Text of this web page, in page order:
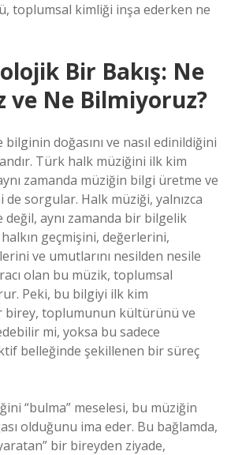
toplumsal kimliği inşa ederken ne
Bir Bakış: Ne
ve Ne Bilmiyoruz?
doğasını ve nasıl edinildiğini
Türk halk müziğini ilk kim
zamanda müziğin bilgi üretme ve
sorgular. Halk müziği, yalnızca
aynı zamanda bir bilgelik
halkın geçmişini, değerlerini,
ve umutlarını nesilden nesile
olan bu müzik, toplumsal
Peki, bu bilgiyi ilk kim
birey, toplumunun kültürünü ve
mi, yoksa bu sadece
belleğinde şekillenen bir süreç
“bulma” meselesi, bu müziğin
olduğunu ima eder. Bu bağlamda,
bir bireyden ziyade,